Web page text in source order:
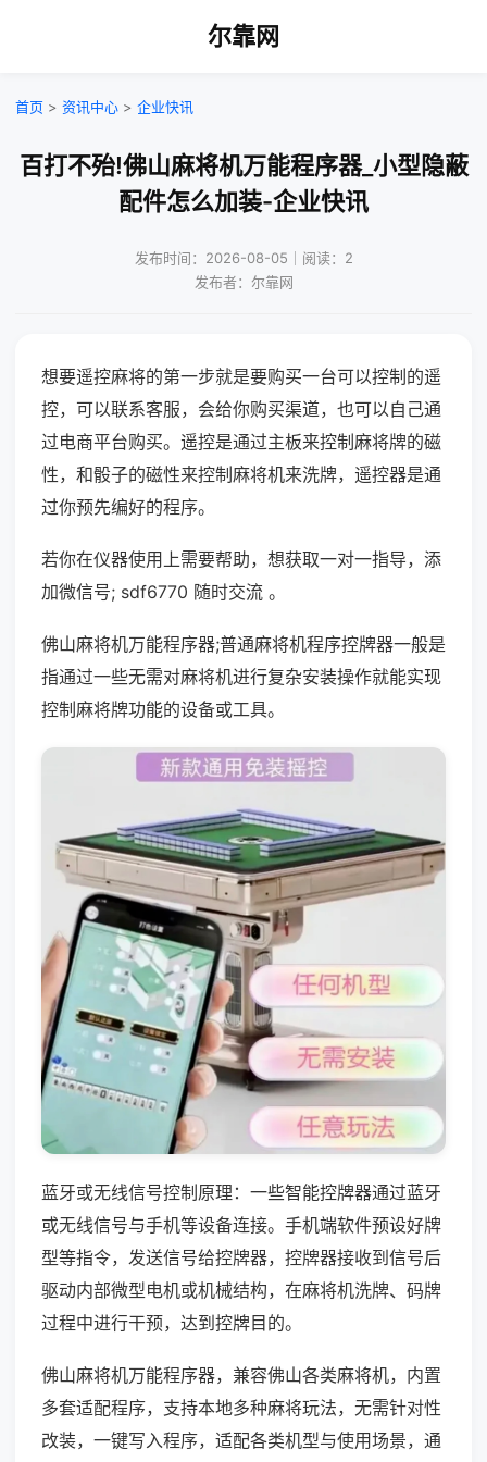
尔靠网
首页 > 资讯中心 > 企业快讯
百打不殆!佛山麻将机万能程序器_小型隐蔽
配件怎么加装-企业快讯
发布时间：2026-08-05｜阅读：2
发布者：尔靠网
想要遥控麻将的第一步就是要购买一台可以控制的遥
控，可以联系客服，会给你购买渠道，也可以自己通
过电商平台购买。遥控是通过主板来控制麻将牌的磁
性，和骰子的磁性来控制麻将机来洗牌，遥控器是通
过你预先编好的程序。
若你在仪器使用上需要帮助，想获取一对一指导，添
加微信号; sdf6770 随时交流 。
佛山麻将机万能程序器;普通麻将机程序控牌器一般是
指通过一些无需对麻将机进行复杂安装操作就能实现
控制麻将牌功能的设备或工具。
蓝牙或无线信号控制原理：一些智能控牌器通过蓝牙
或无线信号与手机等设备连接。手机端软件预设好牌
型等指令，发送信号给控牌器，控牌器接收到信号后
驱动内部微型电机或机械结构，在麻将机洗牌、码牌
过程中进行干预，达到控牌目的。
佛山麻将机万能程序器，兼容佛山各类麻将机，内置
多套适配程序，支持本地多种麻将玩法，无需针对性
改装，一键写入程序，适配各类机型与使用场景，通